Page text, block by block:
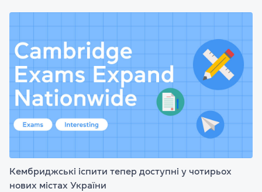
Кембриджські іспити тепер доступні у чотирьох
нових містах України